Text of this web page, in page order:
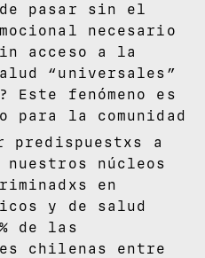
pasar sin el
necesario
acceso a la
“universales”
fenómeno es
para la comunidad
a
núcleos
en
y de salud
de las
chilenas entre